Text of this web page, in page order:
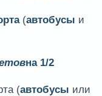
(автобусы и
на 1/2
(автобусы или